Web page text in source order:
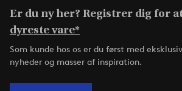
Er du ny her? Registrer dig for
dyreste vare*
Som kunde hos os er du først med
nyheder og masser af inspiration.